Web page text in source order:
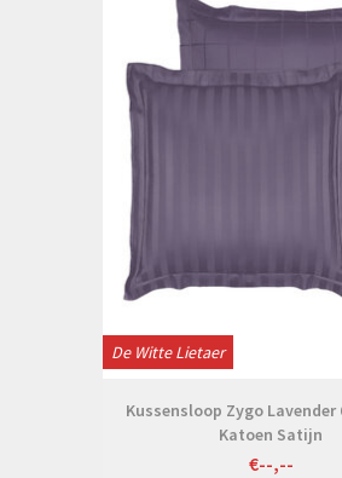
De Witte Lietaer
Kussensloop Zygo Lavender
Katoen Satijn
€--,--